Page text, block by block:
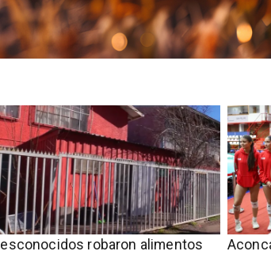
robaron alimentos